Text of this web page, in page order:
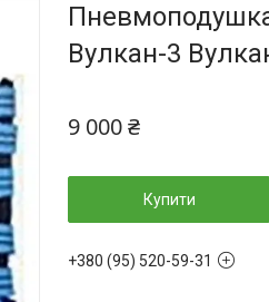
Вулкан-3
9 000 ₴
Купити
+380 (95) 520-59-31